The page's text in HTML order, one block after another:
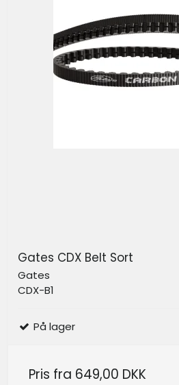
Gates CDX Belt Sort
Gates
CDX-B1
På lager
Pris fra 649,00 DKK